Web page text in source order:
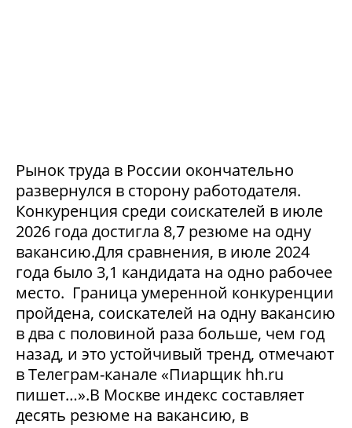
Рынок труда в России окончательно
развернулся в сторону работодателя.
Конкуренция среди соискателей в июле
2026 года достигла 8,7 резюме на одну
вакансию.Для сравнения, в июле 2024
года было 3,1 кандидата на одно рабочее
место. Граница умеренной конкуренции
пройдена, соискателей на одну вакансию
в два с половиной раза больше, чем год
назад, и это устойчивый тренд, отмечают
в Телеграм-канале «Пиарщик hh.ru
пишет…».В Москве индекс составляет
десять резюме на вакансию, в